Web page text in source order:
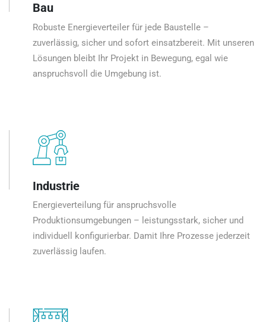
Bau
Robuste Energieverteiler für jede Baustelle –
zuverlässig, sicher und sofort einsatzbereit. Mit unseren
Lösungen bleibt Ihr Projekt in Bewegung, egal wie
anspruchsvoll die Umgebung ist.
Industrie
Energieverteilung für anspruchsvolle
Produktionsumgebungen – leistungsstark, sicher und
individuell konfigurierbar. Damit Ihre Prozesse jederzeit
zuverlässig laufen.